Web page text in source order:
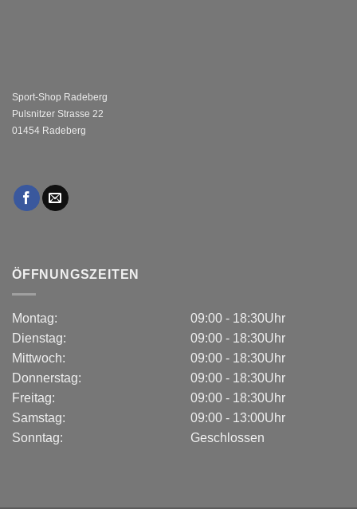
Sport-Shop Radeberg
Pulsnitzer Strasse 22
01454 Radeberg
ÖFFNUNGSZEITEN
Montag:
Dienstag:
Mittwoch:
Donnerstag:
Freitag:
Samstag:
Sonntag:
09:00 - 18:30Uhr
09:00 - 18:30Uhr
09:00 - 18:30Uhr
09:00 - 18:30Uhr
09:00 - 18:30Uhr
09:00 - 13:00Uhr
Geschlossen